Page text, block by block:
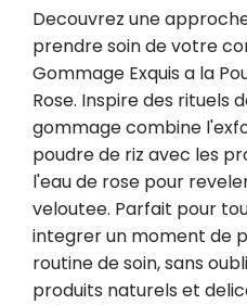
Decouvrez une
prendre soin de votre
Gommage Exquis a la
Rose. Inspire des rituels
gommage combine
poudre de riz avec les
l'eau de rose pour
veloutee. Parfait pour
integrer un moment de
routine de soin, sans
produits naturels et